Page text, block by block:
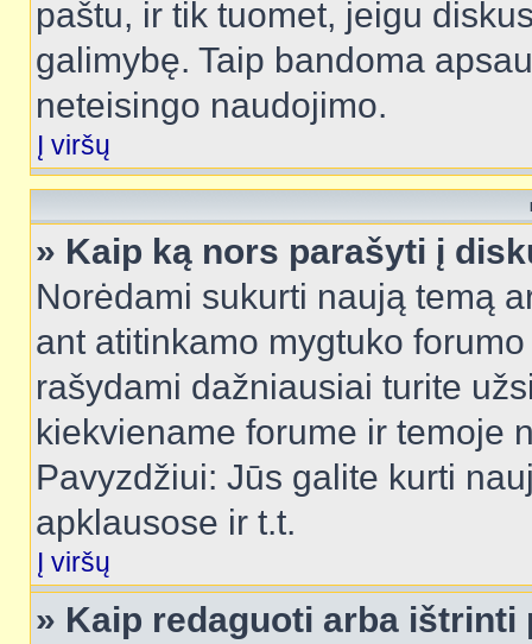
paštu, ir tik tuomet, jeigu
galimybę. Taip bandoma
neteisingo naudojimo.
Į viršų
» Kaip ką nors parašyti į
Norėdami sukurti naują temą
ant atitinkamo mygtuko
rašydami dažniausiai turite
kiekviename forume ir temoje
Pavyzdžiui: Jūs galite kurti
apklausose ir t.t.
Į viršų
» Kaip redaguoti arba ištrinti